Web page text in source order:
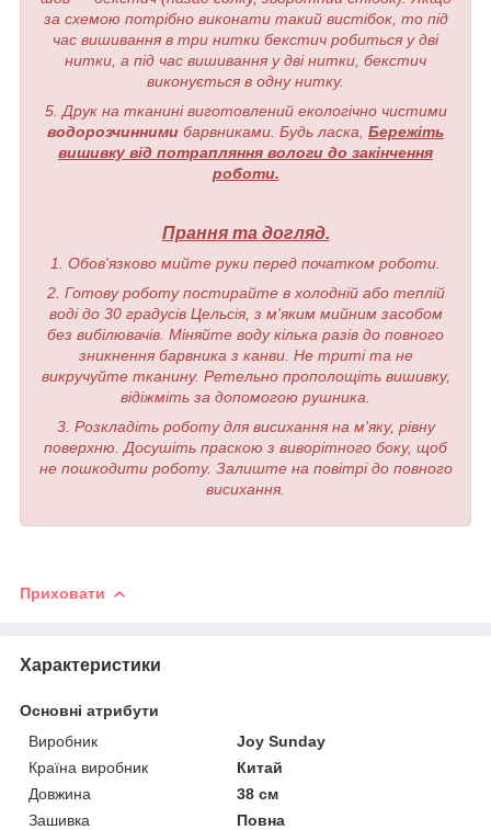
за схемою потрібно виконати такий вистібок, то під
час вишивання в три нитки бекстич робиться у дві
нитки, а під час вишивання у дві нитки, бекстич
виконується в одну нитку.
5. Друк на тканині виготовлений екологічно чистими
водорозчинними барвниками. Будь ласка, Бережіть
вишивку від потрапляння вологи до закінчення
роботи.
Прання та догляд.
1. Обов'язково мийте руки перед початком роботи.
2. Готову роботу постирайте в холодній або теплій
воді до 30 градусів Цельсія, з м'яким мийним засобом
без вибілювачів. Міняйте воду кілька разів до повного
зникнення барвника з канви. Не триті та не
викручуйте тканину. Ретельно прополощіть вишивку,
відіжміть за допомогою рушника.
3. Розкладіть роботу для висихання на м'яку, рівну
поверхню. Досушіть праскою з виворітного боку, щоб
не пошкодити роботу. Залиште на повітрі до повного
висихання.
Приховати
Характеристики
Основні атрибути
Виробник
Joy Sunday
Країна виробник
Китай
Довжина
38 см
Зашивка
Повна